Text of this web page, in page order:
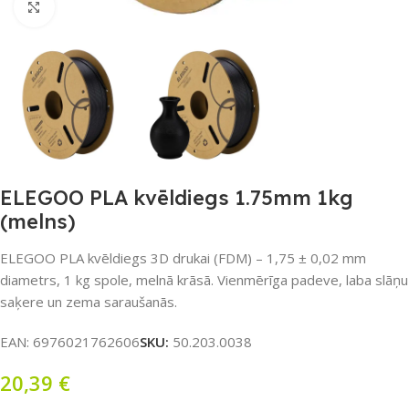
Noklikšķiniet, lai palielinātu
ELEGOO PLA kvēldiegs 1.75mm 1kg
(melns)
ELEGOO PLA kvēldiegs 3D drukai (FDM) – 1,75 ± 0,02 mm
diametrs, 1 kg spole, melnā krāsā. Vienmērīga padeve, laba slāņu
saķere un zema saraušanās.
EAN: 6976021762606SKU: 50.203.0038
20,39 €